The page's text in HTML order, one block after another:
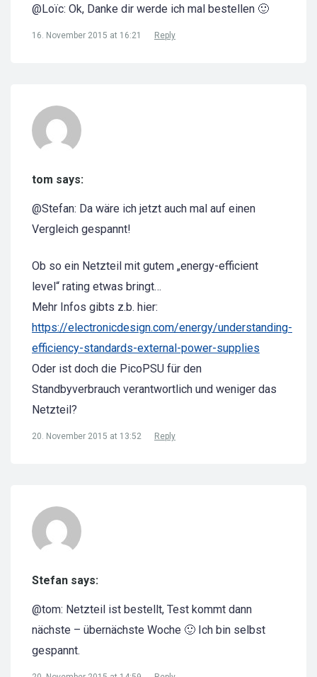
@Loïc: Ok, Danke dir werde ich mal bestellen 🙂
16. November 2015 at 16:21 Reply
tom says:
@Stefan: Da wäre ich jetzt auch mal auf einen
Vergleich gespannt!
Ob so ein Netzteil mit gutem „energy-efficient
level“ rating etwas bringt…
Mehr Infos gibts z.b. hier:
https://electronicdesign.com/energy/understanding-
efficiency-standards-external-power-supplies
Oder ist doch die PicoPSU für den
Standbyverbrauch verantwortlich und weniger das
Netzteil?
20. November 2015 at 13:52 Reply
Stefan says:
@tom: Netzteil ist bestellt, Test kommt dann
nächste – übernächste Woche 🙂 Ich bin selbst
gespannt.